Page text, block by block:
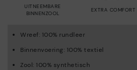
UITNEEMBARE
BINNENZOOL
EXTRA COMFORT
Wreef: 100% rundleer
Binnenvoering: 100% textiel
Zool: 100% synthetisch